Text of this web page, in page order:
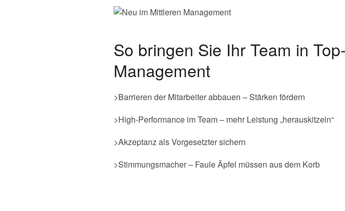
So bringen Sie Ihr Team in
Management
>Barrieren der Mitarbeiter abbauen – Stärken fördern
>High-Performance im Team – mehr Leistung „herauskitzeln“
>Akzeptanz als Vorgesetzter sichern
>Stimmungsmacher – Faule Äpfel müssen aus dem Korb